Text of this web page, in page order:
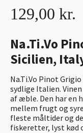
Na.Ti.Vo
Sicilien,
Na.Ti.Vo Pinot
sydlige Italien.
af æble. Den har en
mellem frugt og
fleste måltider og
fiskeretter, lyst kød
129,00 kr.